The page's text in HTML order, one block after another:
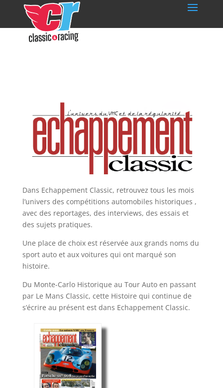
Dans Echappement Classic, retrouvez tous les mois
l’univers des compétitions automobiles historiques ,
avec des reportages, des interviews, des essais et
des sujets pratiques.
Une place de choix est réservée aux grands noms du
sport auto et aux voitures qui ont marqué son
histoire.
Du Monte-Carlo Historique au Tour Auto en passant
par Le Mans Classic, cette Histoire qui continue de
s’écrire au présent est dans Echappement Classic.